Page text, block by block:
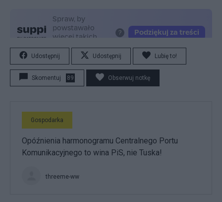
Udostępnij Udostępnij Lubię to!
Skomentuj 89 Obserwuj notkę
Gospodarka
Opóźnienia harmonogramu Centralnego Portu
Komunikacyjnego to wina PiS, nie Tuska!
threeme-ww